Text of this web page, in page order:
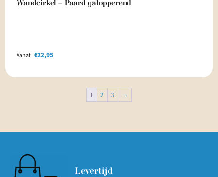
Wandcirkel – Paard galopperend
Vanaf €22,95
1 2 3 →
Levertijd